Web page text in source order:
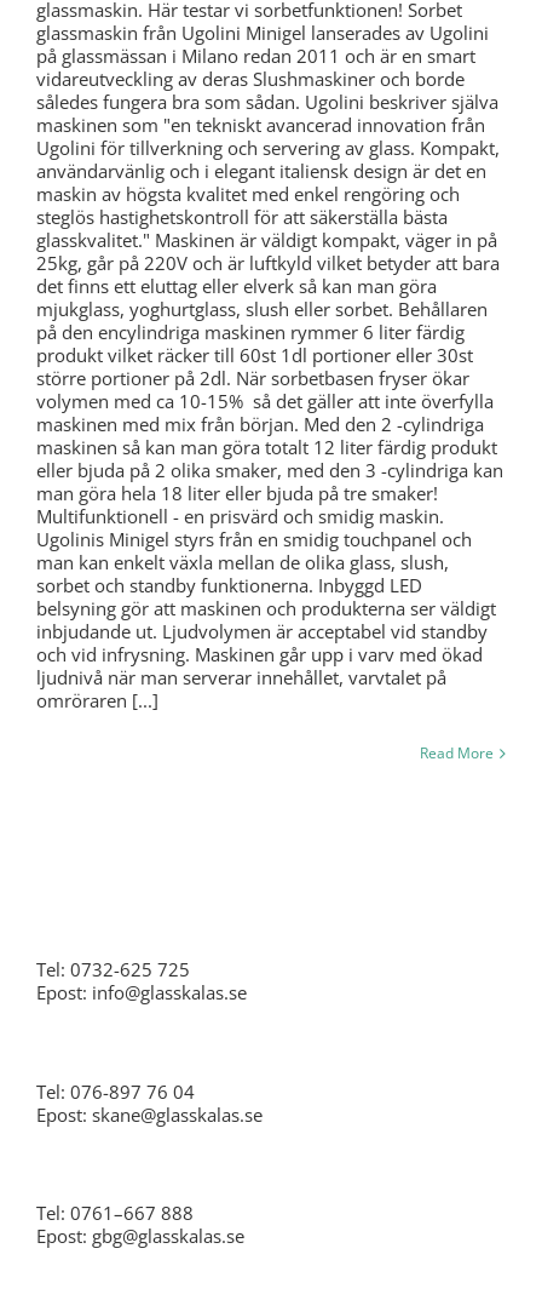
glassmaskin. Här testar vi sorbetfunktionen! Sorbet
glassmaskin från Ugolini Minigel lanserades av Ugolini
på glassmässan i Milano redan 2011 och är en smart
vidareutveckling av deras Slushmaskiner och borde
således fungera bra som sådan. Ugolini beskriver själva
maskinen som "en tekniskt avancerad innovation från
Ugolini för tillverkning och servering av glass. Kompakt,
användarvänlig och i elegant italiensk design är det en
maskin av högsta kvalitet med enkel rengöring och
steglös hastighetskontroll för att säkerställa bästa
glasskvalitet." Maskinen är väldigt kompakt, väger in på
25kg, går på 220V och är luftkyld vilket betyder att bara
det finns ett eluttag eller elverk så kan man göra
mjukglass, yoghurtglass, slush eller sorbet. Behållaren
på den encylindriga maskinen rymmer 6 liter färdig
produkt vilket räcker till 60st 1dl portioner eller 30st
större portioner på 2dl. När sorbetbasen fryser ökar
volymen med ca 10-15% så det gäller att inte överfylla
maskinen med mix från början. Med den 2 -cylindriga
maskinen så kan man göra totalt 12 liter färdig produkt
eller bjuda på 2 olika smaker, med den 3 -cylindriga kan
man göra hela 18 liter eller bjuda på tre smaker!
Multifunktionell - en prisvärd och smidig maskin.
Ugolinis Minigel styrs från en smidig touchpanel och
man kan enkelt växla mellan de olika glass, slush,
sorbet och standby funktionerna. Inbyggd LED
belsyning gör att maskinen och produkterna ser väldigt
inbjudande ut. Ljudvolymen är acceptabel vid standby
och vid infrysning. Maskinen går upp i varv med ökad
ljudnivå när man serverar innehållet, varvtalet på
omröraren [...]
Read More
Tel: 0732-625 725
Epost: info@glasskalas.se
Tel: 076-897 76 04
Epost: skane@glasskalas.se
Tel: 0761–667 888
Epost: gbg@glasskalas.se